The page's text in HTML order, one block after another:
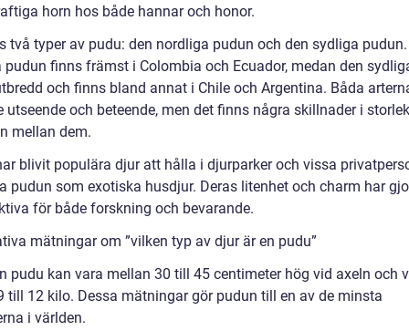
horn hos både hannar och honor.
två typer av pudu: den nordliga pudun och den sydliga
pudun finns främst i Colombia och Ecuador, medan den
och finns bland annat i Chile och Argentina. Båda
utseende och beteende, men det finns några skillnader i
mellan dem.
blivit populära djur att hålla i djurparker och vissa
pudun som exotiska husdjur. Deras litenhet och charm har
för både forskning och bevarande.
mätningar om ”vilken typ av djur är en pudu”
pudu kan vara mellan 30 till 45 centimeter hög vid axeln och
till 12 kilo. Dessa mätningar gör pudun till en av de minsta
i världen.